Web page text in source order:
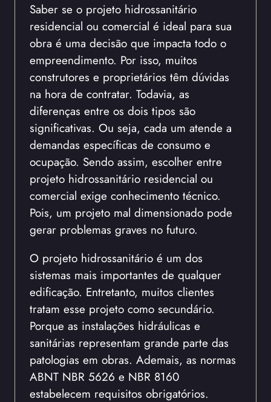
Saber se o projeto hidrossanitário
residencial ou comercial é ideal para sua
obra é uma decisão que impacta todo o
empreendimento. Por isso, muitos
construtores e proprietários têm dúvidas
na hora de contratar. Todavia, as
diferenças entre os dois tipos são
significativas. Ou seja, cada um atende a
demandas específicas de consumo e
ocupação. Sendo assim, escolher entre
projeto hidrossanitário residencial ou
comercial exige conhecimento técnico.
Pois, um projeto mal dimensionado pode
gerar problemas graves no futuro.
O projeto hidrossanitário é um dos
sistemas mais importantes de qualquer
edificação. Entretanto, muitos clientes
tratam esse projeto como secundário.
Porque as instalações hidráulicas e
sanitárias representam grande parte das
patologias em obras. Ademais, as normas
ABNT NBR 5626 e NBR 8160
estabelecem requisitos obrigatórios.